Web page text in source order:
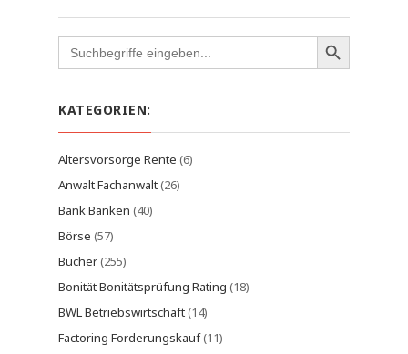
Search
for:
KATEGORIEN:
Altersvorsorge Rente (6)
Anwalt Fachanwalt(26)
Bank Banken (40)
Börse (57)
Bücher(255)
Bonität Bonitätsprüfung Rating (18)
BWL Betriebswirtschaft(14)
Factoring Forderungskauf(11)